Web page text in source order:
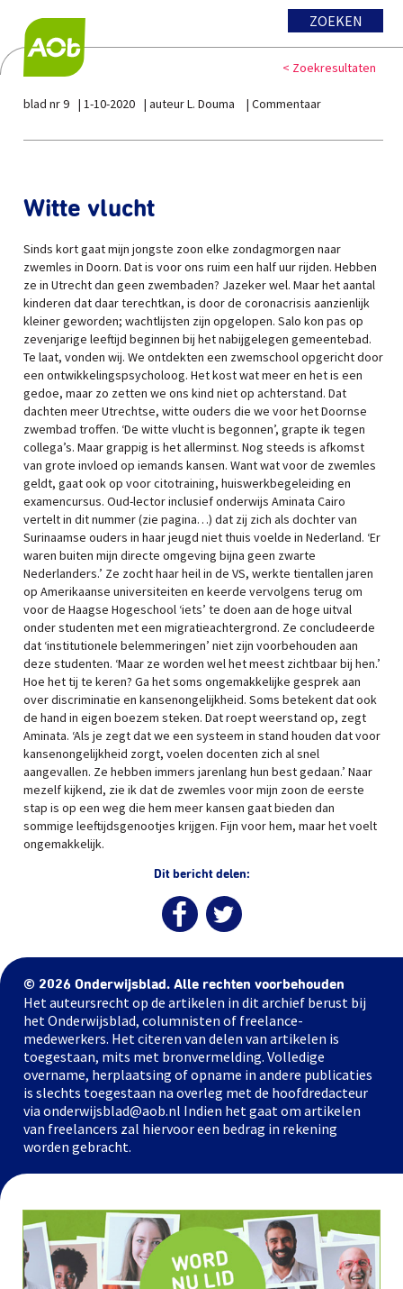
ZOEKEN
< Zoekresultaten
blad nr 9 1-10-2020 auteur L. Douma Commentaar
Witte vlucht
Sinds kort gaat mijn jongste zoon elke zondagmorgen naar
zwemles in Doorn. Dat is voor ons ruim een half uur rijden. Hebben
ze in Utrecht dan geen zwembaden? Jazeker wel. Maar het aantal
kinderen dat daar terechtkan, is door de coronacrisis aanzienlijk
kleiner geworden; wachtlijsten zijn opgelopen. Salo kon pas op
zevenjarige leeftijd beginnen bij het nabijgelegen gemeentebad.
Te laat, vonden wij. We ontdekten een zwemschool opgericht door
een ontwikkelingspsycholoog. Het kost wat meer en het is een
gedoe, maar zo zetten we ons kind niet op achterstand. Dat
dachten meer Utrechtse, witte ouders die we voor het Doornse
zwembad troffen. ‘De witte vlucht is begonnen’, grapte ik tegen
collega’s. Maar grappig is het allerminst. Nog steeds is afkomst
van grote invloed op iemands kansen. Want wat voor de zwemles
geldt, gaat ook op voor citotraining, huiswerkbegeleiding en
examencursus. Oud-lector inclusief onderwijs Aminata Cairo
vertelt in dit nummer (zie pagina…) dat zij zich als dochter van
Surinaamse ouders in haar jeugd niet thuis voelde in Nederland. ‘Er
waren buiten mijn directe omgeving bijna geen zwarte
Nederlanders.’ Ze zocht haar heil in de VS, werkte tientallen jaren
op Amerikaanse universiteiten en keerde vervolgens terug om
voor de Haagse Hogeschool ‘iets’ te doen aan de hoge uitval
onder studenten met een migratieachtergrond. Ze concludeerde
dat ‘institutionele belemmeringen’ niet zijn voorbehouden aan
deze studenten. ‘Maar ze worden wel het meest zichtbaar bij hen.’
Hoe het tij te keren? Ga het soms ongemakkelijke gesprek aan
over discriminatie en kansenongelijkheid. Soms betekent dat ook
de hand in eigen boezem steken. Dat roept weerstand op, zegt
Aminata. ‘Als je zegt dat we een systeem in stand houden dat voor
kansenongelijkheid zorgt, voelen docenten zich al snel
aangevallen. Ze hebben immers jarenlang hun best gedaan.’ Naar
mezelf kijkend, zie ik dat de zwemles voor mijn zoon de eerste
stap is op een weg die hem meer kansen gaat bieden dan
sommige leeftijdsgenootjes krijgen. Fijn voor hem, maar het voelt
ongemakkelijk.
Dit bericht delen:
© 2026 Onderwijsblad. Alle rechten voorbehouden
Het auteursrecht op de artikelen in dit archief berust bij
het Onderwijsblad, columnisten of freelance-
medewerkers. Het citeren van delen van artikelen is
toegestaan, mits met bronvermelding. Volledige
overname, herplaatsing of opname in andere publicaties
is slechts toegestaan na overleg met de hoofdredacteur
via onderwijsblad@aob.nl Indien het gaat om artikelen
van freelancers zal hiervoor een bedrag in rekening
worden gebracht.